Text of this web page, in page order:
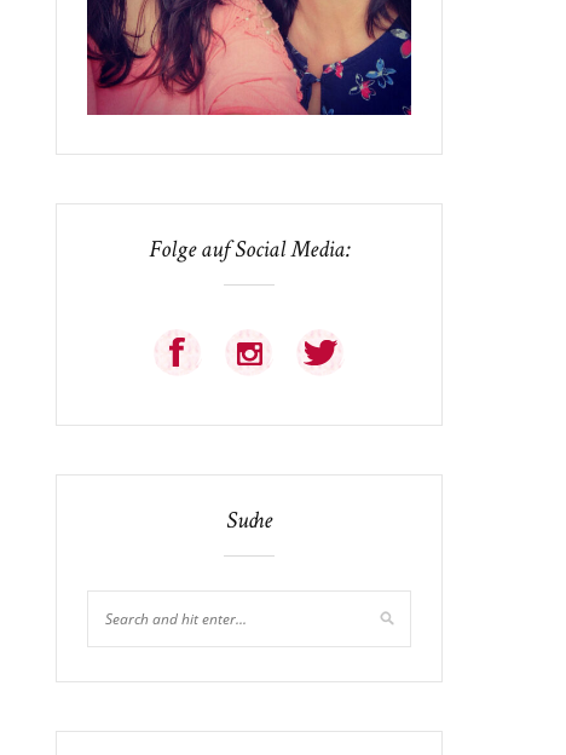
Folge auf Social Media:
Suche